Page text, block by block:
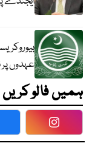
عہدوں پر
ہمیں فالو کریں